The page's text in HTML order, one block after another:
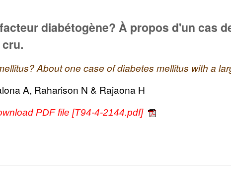
diabétogène? À propos d'un cas
About one case of diabetes mellitus with a
A, Raharison N & Rajaona H
PDF file [T94-4-2144.pdf]